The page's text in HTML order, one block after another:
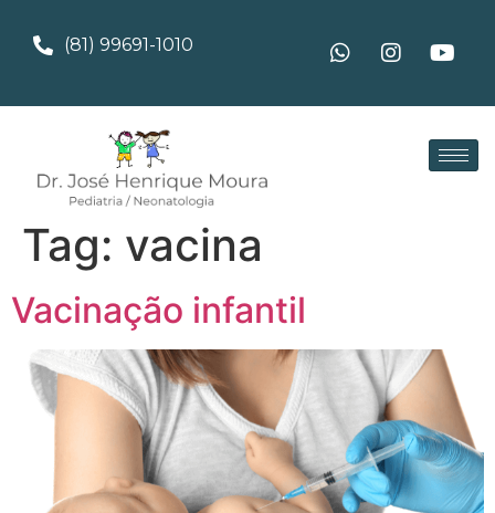
(81) 99691-1010
Tag: vacina
Vacinação infantil